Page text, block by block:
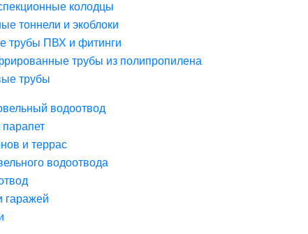
колодцы
тоннели и экоблоки
трубы ПВХ и фитинги
трубы из полипропилена
трубы
водоотвод
и террас
водоотвода
гаражей